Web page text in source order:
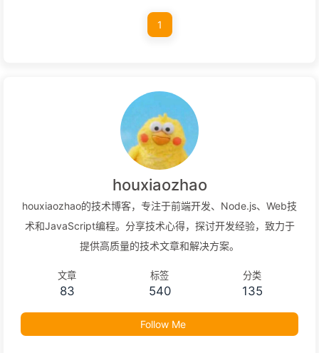
1
houxiaozhao
houxiaozhao的技术博客，专注于前端开发、Node.js、Web技
术和JavaScript编程。分享技术心得，探讨开发经验，致力于
提供高质量的技术文章和解决方案。
文章
83
标签
540
分类
135
Follow Me